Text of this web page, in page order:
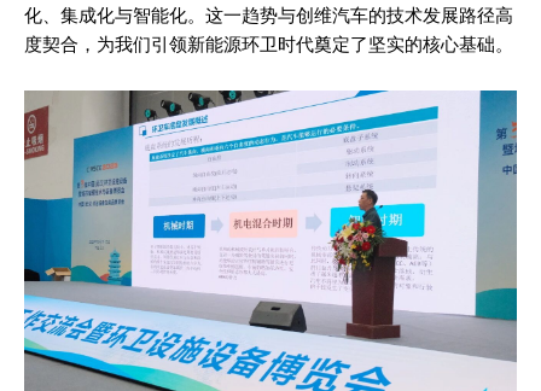
SUBSCRIBE NOW
Company
About
Contact us
Subscription Plans
化、集成化与智能化。这一趋势与创维汽车的技术发展路径高
度契合，为我们引领新能源环卫时代奠定了坚实的核心基础。